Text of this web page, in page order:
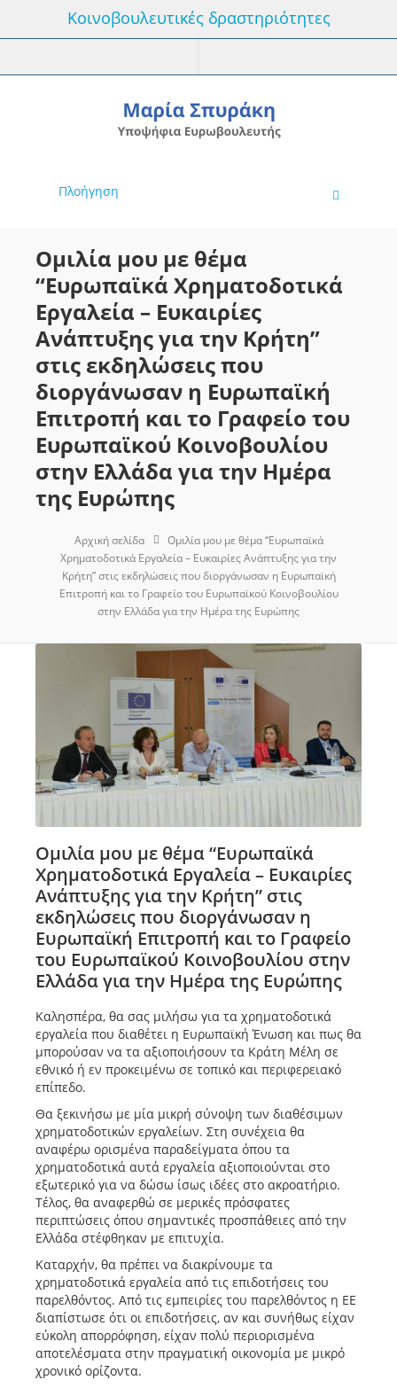
Κοινοβουλευτικές δραστηριότητες
Πλοήγηση
Ομιλία μου με θέμα
“Ευρωπαϊκά Χρηματοδοτικά
Εργαλεία – Ευκαιρίες
Ανάπτυξης για την Κρήτη”
στις εκδηλώσεις που
διοργάνωσαν η Ευρωπαϊκή
Επιτροπή και το Γραφείο του
Ευρωπαϊκού Κοινοβουλίου
στην Ελλάδα για την Ημέρα
της Ευρώπης
Αρχική σελίδα
Ομιλία μου με θέμα “Ευρωπαϊκά
Χρηματοδοτικά Εργαλεία – Ευκαιρίες Ανάπτυξης για την
Κρήτη” στις εκδηλώσεις που διοργάνωσαν η Ευρωπαϊκή
Επιτροπή και το Γραφείο του Ευρωπαϊκού Κοινοβουλίου
στην Ελλάδα για την Ημέρα της Ευρώπης
Ομιλία μου με θέμα “Ευρωπαϊκά
Χρηματοδοτικά Εργαλεία – Ευκαιρίες
Ανάπτυξης για την Κρήτη” στις
εκδηλώσεις που διοργάνωσαν η
Ευρωπαϊκή Επιτροπή και το Γραφείο
του Ευρωπαϊκού Κοινοβουλίου στην
Ελλάδα για την Ημέρα της Ευρώπης
Καλησπέρα, θα σας μιλήσω για τα χρηματοδοτικά
εργαλεία που διαθέτει η Ευρωπαϊκή Ένωση και πως θα
μπορούσαν να τα αξιοποιήσουν τα Κράτη Μέλη σε
εθνικό ή εν προκειμένω σε τοπικό και περιφερειακό
επίπεδο.
Θα ξεκινήσω με μία μικρή σύνοψη των διαθέσιμων
χρηματοδοτικών εργαλείων. Στη συνέχεια θα
αναφέρω ορισμένα παραδείγματα όπου τα
χρηματοδοτικά αυτά εργαλεία αξιοποιούνται στο
εξωτερικό για να δώσω ίσως ιδέες στο ακροατήριο.
Τέλος, θα αναφερθώ σε μερικές πρόσφατες
περιπτώσεις όπου σημαντικές προσπάθειες από την
Ελλάδα στέφθηκαν με επιτυχία.
Καταρχήν, θα πρέπει να διακρίνουμε τα
χρηματοδοτικά εργαλεία από τις επιδοτήσεις του
παρελθόντος. Από τις εμπειρίες του παρελθόντος η ΕΕ
διαπίστωσε ότι οι επιδοτήσεις, αν και συνήθως είχαν
εύκολη απορρόφηση, είχαν πολύ περιορισμένα
αποτελέσματα στην πραγματική οικονομία με μικρό
χρονικό ορίζοντα.